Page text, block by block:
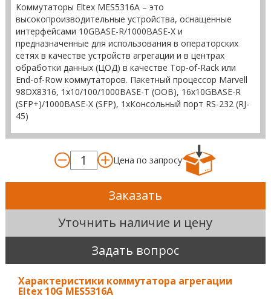
Коммутаторы Eltex MES5316A – это
высокопроизводительные устройства, оснащенные
интерфейсами 10GBASE-R/1000BASE-X и
предназначенные для использования в операторских
сетях в качестве устройств агрегации и в центрах
обработки данных (ЦОД) в качестве Top-of-Rack или
End-of-Row коммутаторов. Пакетный процессор Marvell
98DX8316, 1х10/100/1000BASE-T (ООВ), 16х10GBASE-R
(SFP+)/1000BASE-X (SFP), 1xКонсольный порт RS-232 (RJ-
45)
Цена по запросу
Заказать
Уточнить наличие и цену
Задать вопрос
Характеристики коммутатора агрегации
Eltex 10G MES5316A